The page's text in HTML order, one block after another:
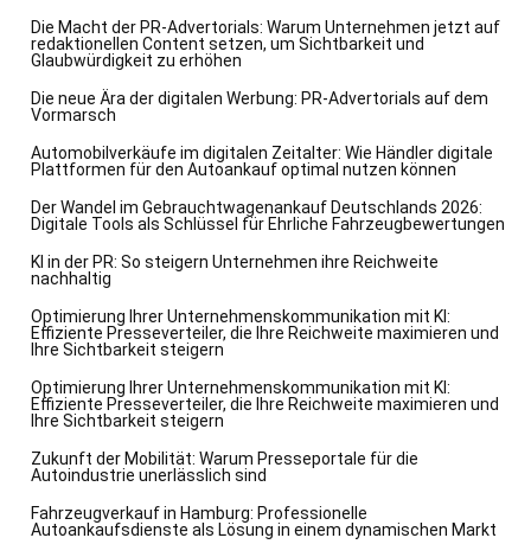
Die Macht der PR-Advertorials: Warum Unternehmen jetzt auf
redaktionellen Content setzen, um Sichtbarkeit und
Glaubwürdigkeit zu erhöhen
Die neue Ära der digitalen Werbung: PR-Advertorials auf dem
Vormarsch
Automobilverkäufe im digitalen Zeitalter: Wie Händler digitale
Plattformen für den Autoankauf optimal nutzen können
Der Wandel im Gebrauchtwagenankauf Deutschlands 2026:
Digitale Tools als Schlüssel für Ehrliche Fahrzeugbewertungen
KI in der PR: So steigern Unternehmen ihre Reichweite
nachhaltig
Optimierung Ihrer Unternehmenskommunikation mit KI:
Effiziente Presseverteiler, die Ihre Reichweite maximieren und
Ihre Sichtbarkeit steigern
Optimierung Ihrer Unternehmenskommunikation mit KI:
Effiziente Presseverteiler, die Ihre Reichweite maximieren und
Ihre Sichtbarkeit steigern
Zukunft der Mobilität: Warum Presseportale für die
Autoindustrie unerlässlich sind
Fahrzeugverkauf in Hamburg: Professionelle
Autoankaufsdienste als Lösung in einem dynamischen Markt